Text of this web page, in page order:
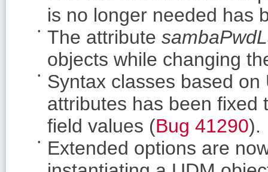
is no longer needed has
The attribute
objects while changing
Syntax classes based
attributes has been fixed
field values (Bug 41290).
Extended options are